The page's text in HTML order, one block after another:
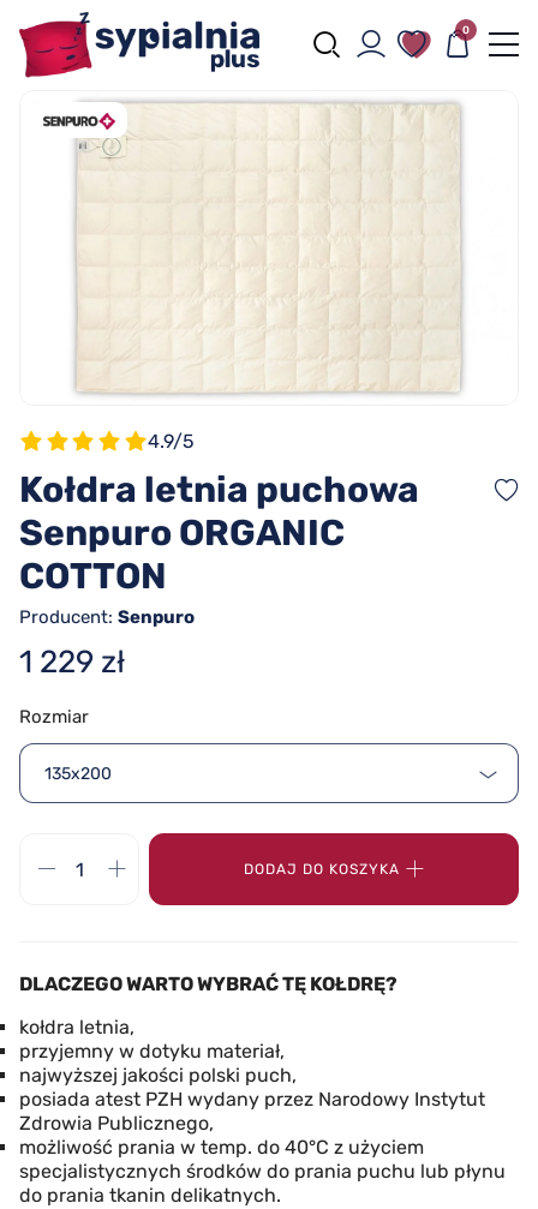
0
4.9/5
Kołdra letnia puchowa
Senpuro ORGANIC
COTTON
Producent: Senpuro
1 229 zł
Rozmiar
135x200
DODAJ DO KOSZYKA
DLACZEGO WARTO WYBRAĆ TĘ KOŁDRĘ?
kołdra letnia,
przyjemny w dotyku materiał,
najwyższej jakości polski puch,
posiada atest PZH wydany przez Narodowy Instytut
Zdrowia Publicznego,
możliwość prania w temp. do 40°C z użyciem
specjalistycznych środków do prania puchu lub płynu
do prania tkanin delikatnych.